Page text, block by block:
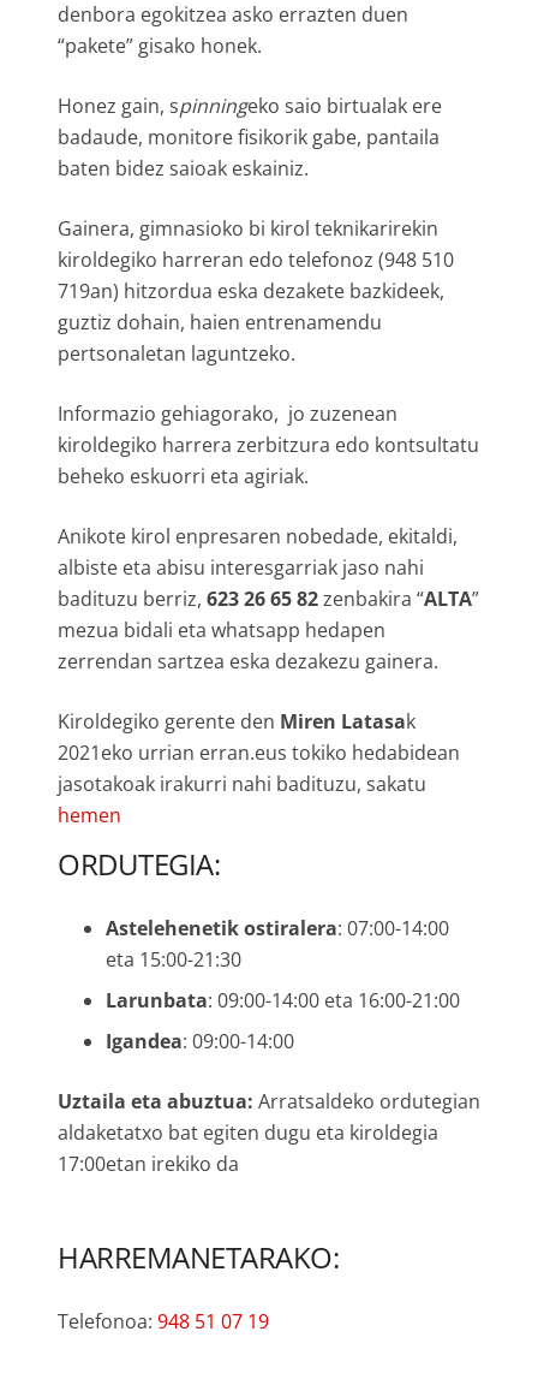
denbora egokitzea asko errazten duen
“pakete” gisako honek.
Honez gain, spinningeko saio birtualak ere
badaude, monitore fisikorik gabe, pantaila
baten bidez saioak eskainiz.
Gainera, gimnasioko bi kirol teknikarirekin
kiroldegiko harreran edo telefonoz (948 510
719an) hitzordua eska dezakete bazkideek,
guztiz dohain, haien entrenamendu
pertsonaletan laguntzeko.
Informazio gehiagorako, jo zuzenean
kiroldegiko harrera zerbitzura edo kontsultatu
beheko eskuorri eta agiriak.
Anikote kirol enpresaren nobedade, ekitaldi,
albiste eta abisu interesgarriak jaso nahi
badituzu berriz, 623 26 65 82zenbakira “ALTA”
mezua bidali eta whatsapp hedapen
zerrendan sartzea eska dezakezu gainera.
Kiroldegiko gerente den Miren Latasak
2021eko urrian erran.eus tokiko hedabidean
jasotakoak irakurri nahi badituzu, sakatu
hemen
ORDUTEGIA:
Astelehenetik ostiralera: 07:00-14:00
eta 15:00-21:30
Larunbata: 09:00-14:00 eta 16:00-21:00
Igandea: 09:00-14:00
Uztaila eta abuztua: Arratsaldeko ordutegian
aldaketatxo bat egiten dugu eta kiroldegia
17:00etan irekiko da
HARREMANETARAKO:
Telefonoa: 948 51 07 19